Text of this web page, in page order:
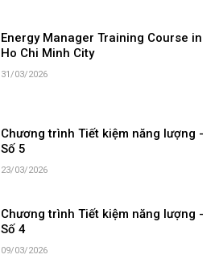
Energy Manager Training Course in
Ho Chi Minh City
31/03/2026
Chương trình Tiết kiệm năng lượng -
Số 5
23/03/2026
Chương trình Tiết kiệm năng lượng -
Số 4
09/03/2026